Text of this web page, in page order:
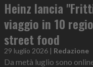
Heinz lancia
viaggio in 10
street food
29 luglio 2026 | Redazione
Da metà luglio sono